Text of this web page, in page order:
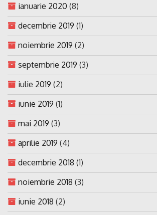
ianuarie 2020 (8)
decembrie 2019 (1)
noiembrie 2019 (2)
septembrie 2019 (3)
iulie 2019 (2)
iunie 2019 (1)
mai 2019 (3)
aprilie 2019 (4)
decembrie 2018 (1)
noiembrie 2018 (3)
iunie 2018 (2)